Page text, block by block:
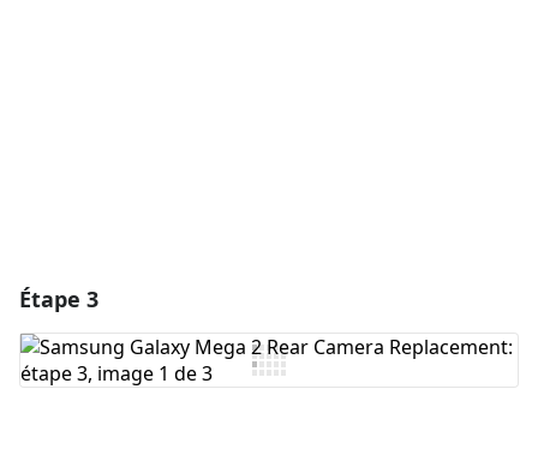
Étape 3